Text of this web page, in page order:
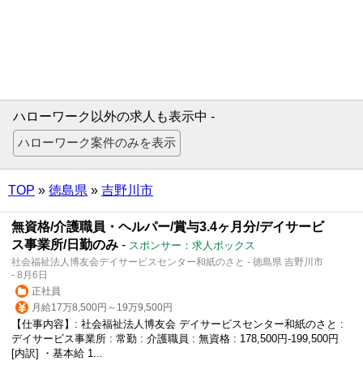
ハローワーク以外の求人も表示中 -
TOP » 徳島県 » 吉野川市
無資格/介護職員・ヘルパー/賞与3.4ヶ月分/デイサービ
ス事業所/日勤のみ - スポンサー：求人ボックス
社会福祉法人博友会デイサービスセンター和紙のさと - 徳島県 吉野川市
- 8月6日
正社員
月給17万8,500円～19万9,500円
【仕事内容】: 社会福祉法人博友会 デイサービスセンター和紙のさと :
デイサービス事業所 : 常勤 : 介護職員 : 無資格 : 178,500円-199,500円
[内訳] ・基本給 1...